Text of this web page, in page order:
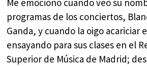
programas de los conciertos,
Ganda, y cuando la oigo acariciar
ensayando para sus clases en el
Superior de Música de Madrid;